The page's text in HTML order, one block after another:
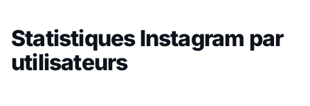
Statistiques Instagram par
utilisateurs